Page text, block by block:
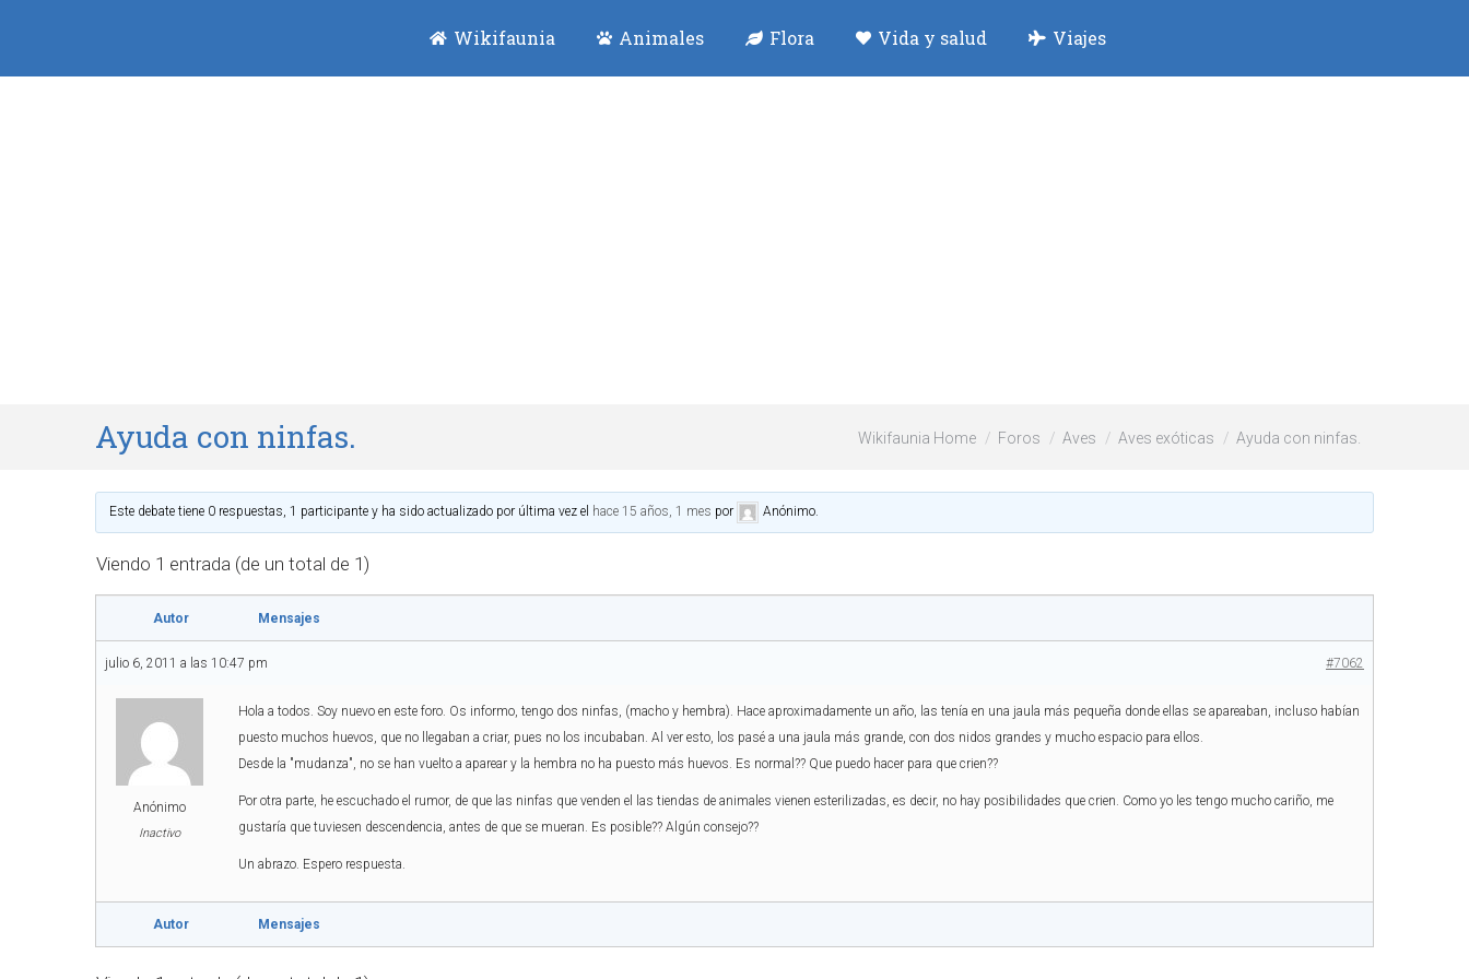
Wikifaunia Animales Flora Vida y salud Viajes
Ayuda con ninfas. Wikifaunia Home Foros Aves Aves exóticas Ayuda con ninfas.
Este debate tiene 0 respuestas, 1 participante y ha sido actualizado por última vez el hace 15 años, 1 mes por Anónimo.
Viendo 1 entrada (de un total de 1)
Autor Mensajes
julio 6, 2011 a las 10:47 pm #7062
Anónimo
Inactivo
Hola a todos. Soy nuevo en este foro. Os informo, tengo dos ninfas, (macho y hembra). Hace aproximadamente un año, las tenía en una jaula más pequeña donde ellas se apareaban, incluso habían
puesto muchos huevos, que no llegaban a criar, pues no los incubaban. Al ver esto, los pasé a una jaula más grande, con dos nidos grandes y mucho espacio para ellos.
Desde la "mudanza", no se han vuelto a aparear y la hembra no ha puesto más huevos. Es normal?? Que puedo hacer para que crien??
Por otra parte, he escuchado el rumor, de que las ninfas que venden el las tiendas de animales vienen esterilizadas, es decir, no hay posibilidades que crien. Como yo les tengo mucho cariño, me
gustaría que tuviesen descendencia, antes de que se mueran. Es posible?? Algún consejo??
Un abrazo. Espero respuesta.
Autor Mensajes